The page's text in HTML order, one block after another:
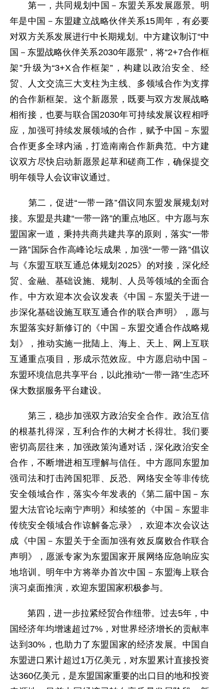
第一，共同规划中国－东盟关系发展愿景。明
年是中国－东盟建立战略伙伴关系15周年，有必要
对双方关系发展进行中长期规划。中方建议制订“中
国－东盟战略伙伴关系2030年愿景”，将“2+7合作框
架”升级为“3+X合作框架”，构建以政治安全、经
贸、人文交流三大支柱为主线、多领域合作为支撑
的合作新框架。这个新愿景，既要与双方发展战略
相衔接，也要与联合国2030年可持续发展议程相呼
应，加强可持续发展领域的合作，赋予中国－东盟
合作更多全球内涵，打造南南合作新典范。中方建
议双方尽快启动新愿景起草和磋商工作，确保提交
明年领导人会议审议通过。
第二，促进“一带一路”倡议同东盟发展规划对
接。东盟是共建“一带一路”的重点地区。中方愿与东
盟国家一道，秉持共商共建共享的原则，落实“一带
一路”国际合作高峰论坛成果，加强“一带一路”倡议
与《东盟互联互通总体规划2025》的对接，深化经
贸、金融、基础设施、规制、人员等领域的全面合
作。中方欢迎本次会议发表《中国－东盟关于进一
步深化基础设施互联互通合作的联合声明》，愿与
东盟落实好新修订的《中国－东盟交通合作战略规
划》，推动实施一批陆上、海上、天上、网上互联
互通重点项目，形成示范效应。中方愿启动中国－
东盟环境信息共享平台，以此推动“一带一路”生态环
保大数据服务平台建设。
第三，稳步加强双方政治安全合作。政治互信
的根基扎得深，互利合作的大树才长得壮。我们要
密切高层往来，加强政策沟通对话，深化政治安全
合作，不断增进相互理解与信任。中方愿同东盟加
强司法和打击跨国犯罪、反恐、网络安全等非传统
安全领域合作，落实今年发表的《第二届中国－东
盟大法官论坛南宁声明》和续签的《中国－东盟非
传统安全领域合作谅解备忘录》，欢迎本次会议达
成《中国－东盟关于全面加强有效反腐败合作联合
声明》，愿派专家为东盟国家开展网络应急响应实
地培训。明年中方将举办首次中国－东盟海上联合
演习桌面推演，欢迎东盟国家积极参与。
第四，进一步拉紧经贸合作纽带。过去5年，中
国经济年均增速超过7%，对世界经济增长的贡献率
达到30%，也助力了东盟国家的经济发展。中国自
东盟进口累计超过1万亿美元，对东盟累计直接投资
达360亿美元，是东盟国家重要的出口目的地和投资